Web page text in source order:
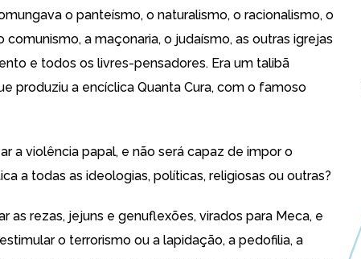
o panteísmo, o naturalismo, o racionalismo, o
a maçonaria, o judaísmo, as outras igrejas
e todos os livres-pensadores. Era um talibã
produziu a encíclica Quanta Cura, com o famoso
a violência papal, e não será capaz de impor o
a todas as ideologias, políticas, religiosas ou outras?
as rezas, jejuns e genuflexões, virados para Meca, e
o terrorismo ou a lapidação, a pedofilia, a